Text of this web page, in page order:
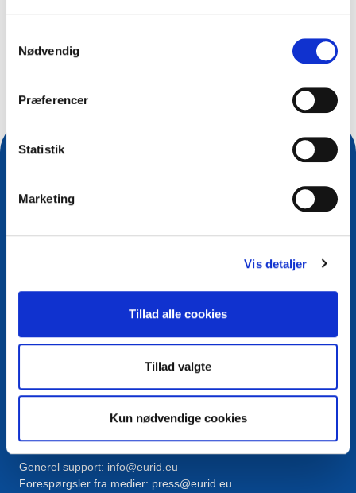
Nødvendig
Præferencer
Statistik
Marketing
Vis detaljer
Tillad alle cookies
Tillad valgte
Kun nødvendige cookies
Søg på forespørgsel
1831 Diegem, Belgium
Generel support: info@eurid.eu
Forespørgsler fra medier: press@eurid.eu